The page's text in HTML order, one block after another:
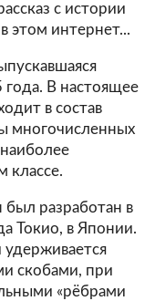
с истории
этом интернет...
В настоящее
в состав
многочисленных
классе.
был разработан в
Токио, в Японии.
скобами, при
«рёбрами